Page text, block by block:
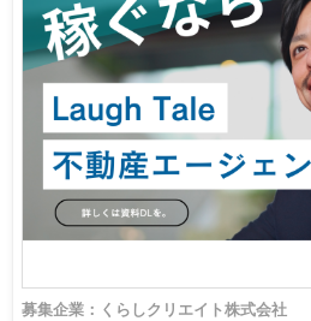
募集企業：くらしクリエイト株式会社